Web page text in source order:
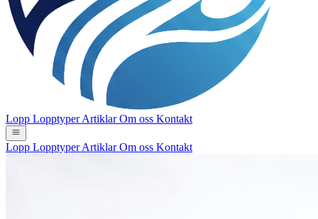
Lopp LopptyperArtiklarOm oss Kontakt
Lopp LopptyperArtiklarOm oss Kontakt